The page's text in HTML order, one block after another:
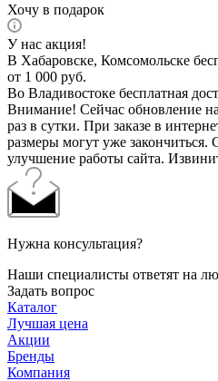
Хочу в подарок
У нас акция!
В Хабаровске, Комсомольске
от 1 000 руб.
Во Владивостоке бесплатная
Внимание! Сейчас обновление
раз в сутки. При заказе в
размеры могут уже закончиться.
улучшение работы сайта.
Нужна консультация?
Наши специалисты ответят на
Задать вопрос
Каталог
Лучшая цена
Акции
Бренды
Компания